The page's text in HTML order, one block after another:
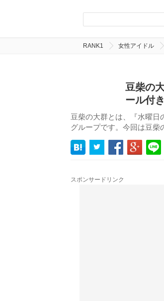
RANK1 女性アイドル
豆柴の
ール付
豆柴の大群とは、『水曜日
グループです。今回は豆柴
スポンサードリンク